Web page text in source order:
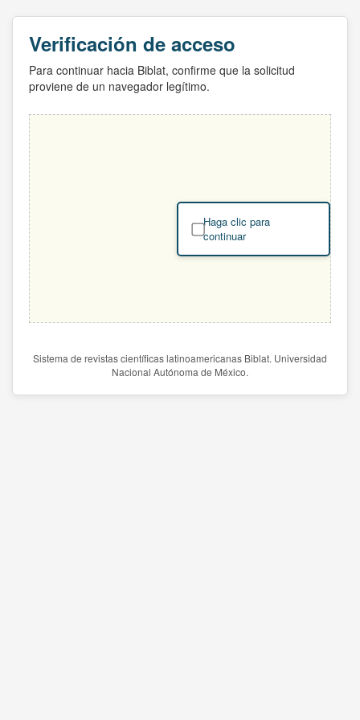
Verificación de acceso
Para continuar hacia Biblat, confirme que la solicitud
proviene de un navegador legítimo.
Haga clic para
continuar
Sistema de revistas científicas latinoamericanas Biblat. Universidad
Nacional Autónoma de México.